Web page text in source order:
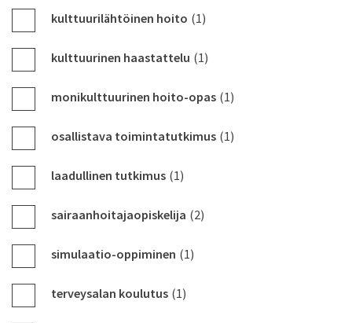
kulttuurilähtöinen hoito (1)
kulttuurinen haastattelu (1)
monikulttuurinen hoito-opas (1)
osallistava toimintatutkimus (1)
laadullinen tutkimus (1)
sairaanhoitajaopiskelija (2)
simulaatio-oppiminen (1)
terveysalan koulutus (1)